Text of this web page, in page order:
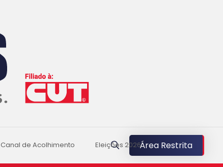
Canal de Acolhimento Eleições 2026Área Restrita